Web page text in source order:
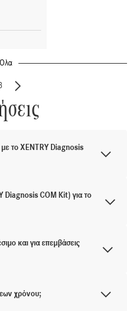
Όλα
με το XENTRY Diagnosis
Diagnosis COM Kit) για το
και για επεμβάσεις
χρόνου;